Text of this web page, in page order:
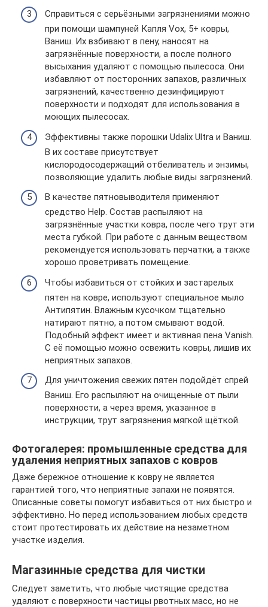
Справиться с серьёзными загрязнениями можно
при помощи шампуней Капля Vox, 5+ ковры,
Ваниш. Их взбивают в пену, наносят на
загрязнённые поверхности, а после полного
высыхания удаляют с помощью пылесоса. Они
избавляют от посторонних запахов, различных
загрязнений, качественно дезинфицируют
поверхности и подходят для использования в
моющих пылесосах.
Эффективны также порошки Udalix Ultra и Ваниш.
В их составе присутствует
кислородосодержащий отбеливатель и энзимы,
позволяющие удалить любые виды загрязнений.
В качестве пятновыводителя применяют
средство Help. Состав распыляют на
загрязнённые участки ковра, после чего трут эти
места губкой. При работе с данным веществом
рекомендуется использовать перчатки, а также
хорошо проветривать помещение.
Чтобы избавиться от стойких и застарелых
пятен на ковре, используют специальное мыло
Антипятин. Влажным кусочком тщательно
натирают пятно, а потом смывают водой.
Подобный эффект имеет и активная пена Vanish.
С её помощью можно освежить ковры, лишив их
неприятных запахов.
Для уничтожения свежих пятен подойдёт спрей
Ваниш. Его распыляют на очищенные от пыли
поверхности, а через время, указанное в
инструкции, трут загрязнения мягкой щёткой.
Фотогалерея: промышленные средства для
удаления неприятных запахов с ковров
Даже бережное отношение к ковру не является
гарантией того, что неприятные запахи не появятся.
Описанные советы помогут избавиться от них быстро и
эффективно. Но перед использованием любых средств
стоит протестировать их действие на незаметном
участке изделия.
Магазинные средства для чистки
Следует заметить, что любые чистящие средства
удаляют с поверхности частицы рвотных масс, но не